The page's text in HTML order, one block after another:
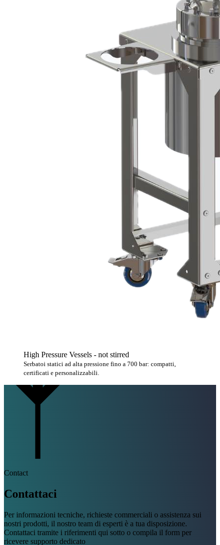
High Pressure Vessels - not stirred
Serbatoi statici ad alta pressione fino a 700 bar: compatti,
certificati e personalizzabili.
Contact
Contattaci
Per informazioni tecniche, richieste commerciali o assistenza sui
nostri prodotti, il nostro team di esperti è a tua disposizione.
Contattaci tramite i riferimenti qui sotto o compila il form per
ricevere supporto dedicato